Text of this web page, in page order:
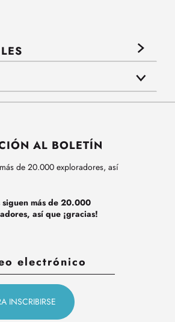
AL BOLETÍN
de 20.000 exploradores, así
siguen más de 20.000
así que ¡gracias!